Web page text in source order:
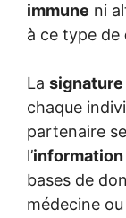
immune ni
à ce type de
La signature
chaque
partenaire
l’
bases de
médecine